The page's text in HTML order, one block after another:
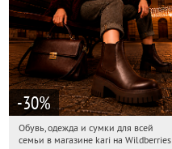
-30%
15:14:21 Получили:
Обувь, одежда и сумки для всей
семьи в магазине kari на Wildberries